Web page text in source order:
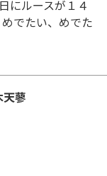
にルースが１４
でたい、めでた
蓼